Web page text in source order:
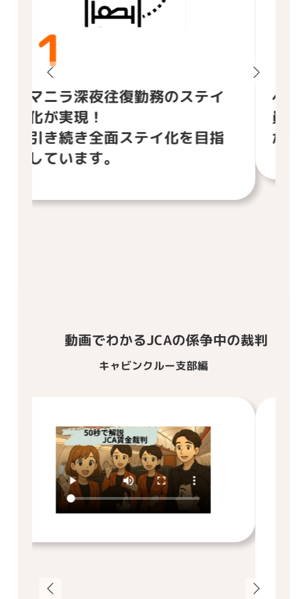
１
マニラ深夜往復勤務のステイ
化が実現！
引き続き全面ステイ化を目指
しています。
ベー
員が
かり
動画でわかるJCAの係争中の裁判
キャビンクルー支部編